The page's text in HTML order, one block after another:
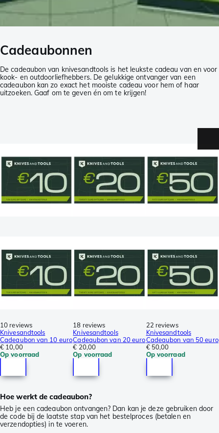
Cadeaubonnen
De cadeaubon van knivesandtools is het leukste cadeau van en voor
kook- en outdoorliefhebbers. De gelukkige ontvanger van een
cadeaubon kan zo exact het mooiste cadeau voor hem of haar
uitzoeken. Gaaf om te geven én om te krijgen!
10 reviews
Knivesandtools
Cadeaubon van 10 euro
€ 10,00
Op voorraad
18 reviews
Knivesandtools
Cadeaubon van 20 euro
€ 20,00
Op voorraad
22 reviews
Knivesandtools
Cadeaubon van 50 euro
€ 50,00
Op voorraad
Hoe werkt de cadeaubon?
Heb je een cadeaubon ontvangen? Dan kan je deze gebruiken door
de code bij de laatste stap van het bestelproces (betalen en
verzendopties) in te voeren.